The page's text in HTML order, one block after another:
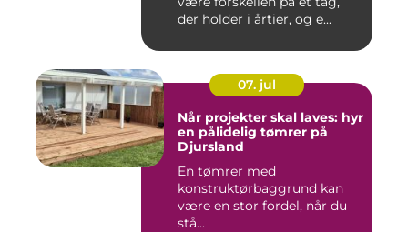
der holder i årtier, og e...
07. jul
Når projekter skal laves: hyr
en pålidelig tømrer på
Djursland
En tømrer med
konstruktørbaggrund kan
være en stor fordel, når du
stå...